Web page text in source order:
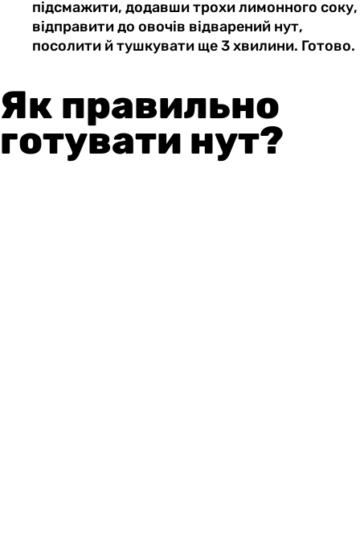
підсмажити, додавши трохи лимонного соку,
відправити до овочів відварений нут,
посолити й тушкувати ще 3 хвилини. Готово.
Як правильно
готувати нут?